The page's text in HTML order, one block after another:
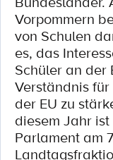
Vorpommern
von Schulen
es, das
Schüler an der
Verständnis
der EU zu
diesem Jahr
Parlament am